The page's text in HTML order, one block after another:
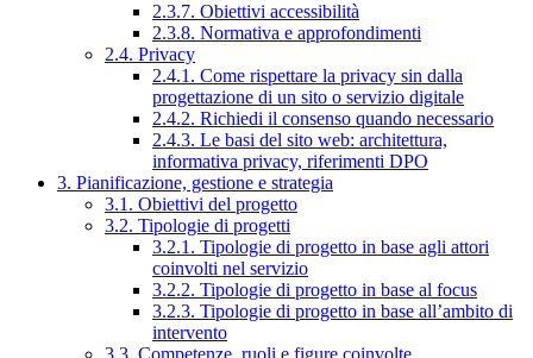
2.3.7. Obiettivi accessibilità
2.3.8. Normativa e approfondimenti
2.4. Privacy
2.4.1. Come rispettare la privacy sin dalla
progettazione di un sito o servizio digitale
2.4.2. Richiedi il consenso quando necessario
2.4.3. Le basi del sito web: architettura,
informativa privacy, riferimenti DPO
3. Pianificazione, gestione e strategia
3.1. Obiettivi del progetto
3.2. Tipologie di progetti
3.2.1. Tipologie di progetto in base agli attori
coinvolti nel servizio
3.2.2. Tipologie di progetto in base al focus
3.2.3. Tipologie di progetto in base all’ambito di
intervento
3.3. Competenze, ruoli e figure coinvolte